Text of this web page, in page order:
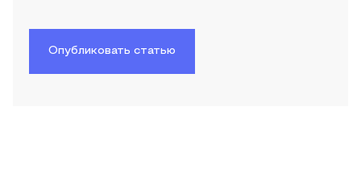
Опубликовать статью